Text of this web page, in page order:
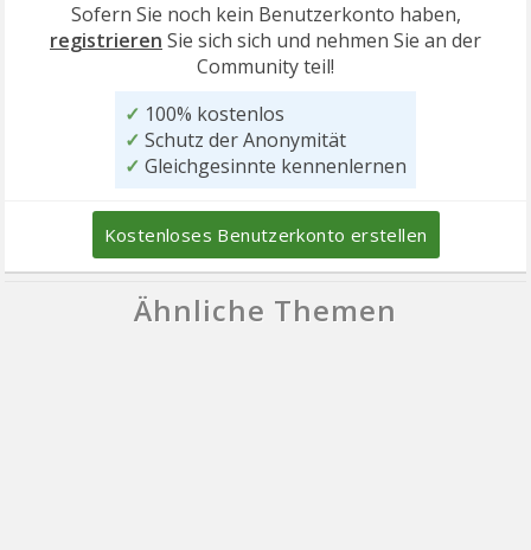
Sofern Sie noch kein Benutzerkonto haben,
registrieren Sie sich sich und nehmen Sie an der
Community teil!
✓ 100% kostenlos
✓ Schutz der Anonymität
✓ Gleichgesinnte kennenlernen
Kostenloses Benutzerkonto erstellen
Ähnliche Themen